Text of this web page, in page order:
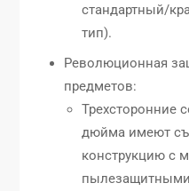
стандартный/
тип).
Революционная
предметов:
Трехсторонние
дюйма имеют
конструкцию с